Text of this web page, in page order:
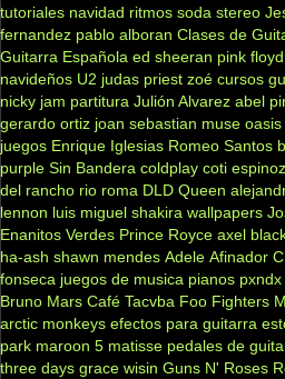
tutoriales navidad ritmos soda stereo
fernandez pablo alboran Clases de
Guitarra Española ed sheeran pink floyd
navideños U2 judas priest zoé cursos
nicky jam partitura Julión Alvarez abel
gerardo ortiz joan sebastian muse oasis
juegos Enrique Iglesias Romeo Santos
purple Sin Bandera coldplay coti
del rancho rio roma DLD Queen
lennon luis miguel shakira wallpapers
Enanitos Verdes Prince Royce axel
ha-ash shawn mendes Adele Afinador
fonseca juegos de musica pianos pxndx
Bruno Mars Café Tacvba Foo Fighters
arctic monkeys efectos para guitarra
park maroon 5 matisse pedales de
three days grace wisin Guns N' Roses